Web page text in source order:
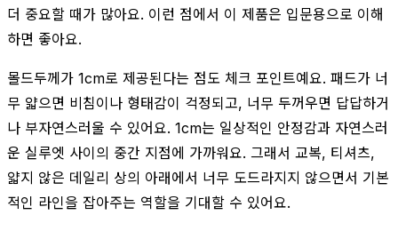
더 중요할 때가 많아요. 이런 점에서 이 제품은 입문용으로 이해
하면 좋아요.
몰드두께가 1cm로 제공된다는 점도 체크 포인트예요. 패드가 너
무 얇으면 비침이나 형태감이 걱정되고, 너무 두꺼우면 답답하거
나 부자연스러울 수 있어요. 1cm는 일상적인 안정감과 자연스러
운 실루엣 사이의 중간 지점에 가까워요. 그래서 교복, 티셔츠,
얇지 않은 데일리 상의 아래에서 너무 도드라지지 않으면서 기본
적인 라인을 잡아주는 역할을 기대할 수 있어요.